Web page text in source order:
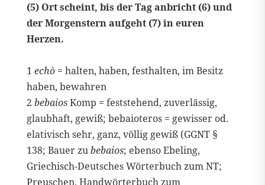
(5) Ort scheint, bis der Tag anbricht (6) und
der Morgenstern aufgeht (7) in euren
Herzen.
1 echò= halten, haben, festhalten, im Besitz
haben, bewahren
2 bebaiosKomp = feststehend, zuverlässig,
glaubhaft, gewiß; bebaioteros = gewisser od.
elativisch sehr, ganz, völlig gewiß (GGNT §
138; Bauer zubebaios; ebenso Ebeling,
Griechisch-Deutsches Wörterbuch zum NT;
Preuschen, Handwörterbuch zum